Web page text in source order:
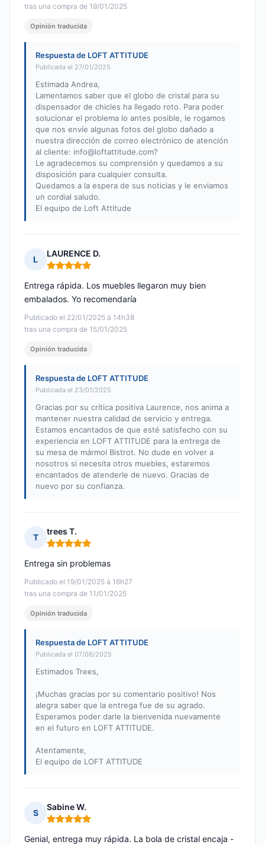
tras una compra de 19/01/2025
Opinión traducida
Respuesta de LOFT ATTITUDE
Publicada el 27/01/2025
Estimada Andrea,
Lamentamos saber que el globo de cristal para su
dispensador de chicles ha llegado roto. Para poder
solucionar el problema lo antes posible, le rogamos
que nos envíe algunas fotos del globo dañado a
nuestra dirección de correo electrónico de atención
al cliente: info@loftattitude.com?
Le agradecemos su comprensión y quedamos a su
disposición para cualquier consulta.
Quedamos a la espera de sus noticias y le enviamos
un cordial saludo.
El equipo de Loft Attitude
L
LAURENCE D.
Nota: 5 de 5
Publicado el 22/01/2025 à 14h38
tras una compra de 15/01/2025
Entrega rápida. Los muebles llegaron muy bien
embalados. Yo recomendaría
Opinión traducida
Respuesta de LOFT ATTITUDE
Publicada el 23/01/2025
Gracias por su crítica positiva Laurence, nos anima a
mantener nuestra calidad de servicio y entrega.
Estamos encantados de que esté satisfecho con su
experiencia en LOFT ATTITUDE para la entrega de
su mesa de mármol Bistrot. No dude en volver a
nosotros si necesita otros muebles, estaremos
encantados de atenderle de nuevo. Gracias de
nuevo por su confianza.
T
trees T.
Nota: 5 de 5
Publicado el 19/01/2025 à 16h27
tras una compra de 11/01/2025
Entrega sin problemas
Opinión traducida
Respuesta de LOFT ATTITUDE
Publicada el 07/08/2025
Estimados Trees,
¡Muchas gracias por su comentario positivo! Nos
alegra saber que la entrega fue de su agrado.
Esperamos poder darle la bienvenida nuevamente
en el futuro en LOFT ATTITUDE.
Atentamente,
El equipo de LOFT ATTITUDE
S
Sabine W.
Nota: 5 de 5
Genial, entrega muy rápida. La bola de cristal encaja -